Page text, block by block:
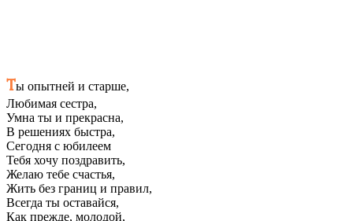
Ты опытней и старше,
Любимая сестра,
Умна ты и прекрасна,
В решениях быстра,
Сегодня с юбилеем
Тебя хочу поздравить,
Желаю тебе счастья,
Жить без границ и правил,
Всегда ты оставайся,
Как прежде, молодой,